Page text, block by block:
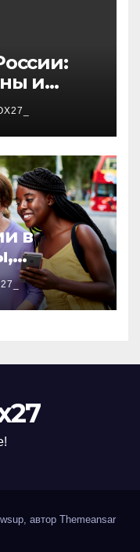
и
в
автор Themeansar